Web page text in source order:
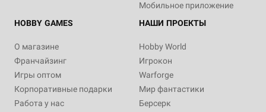
Мобильное приложение
HOBBY GAMES
О магазине
Франчайзинг
Игры оптом
Корпоративные подарки
Работа у нас
НАШИ ПРОЕКТЫ
Hobby World
Игрокон
Warforge
Мир фантастики
Берсерк